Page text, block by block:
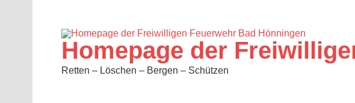
Homepage der
Retten – Löschen – Bergen – Schützen